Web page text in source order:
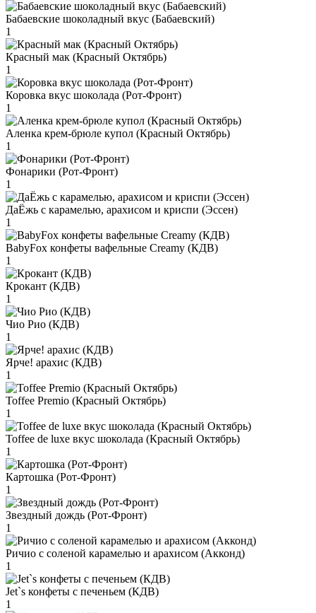
Бабаевские шоколадный вкус (Бабаевский)
1
Красный мак (Красный Октябрь)
1
Коровка вкус шоколада (Рот-Фронт)
1
Аленка крем-брюле купол (Красный Октябрь)
1
Фонарики (Рот-Фронт)
1
ДаЁжь с карамелью, арахисом и криспи (Эссен)
1
BabyFox конфеты вафельные Creamy (КДВ)
1
Крокант (КДВ)
1
Чио Рио (КДВ)
1
Ярче! арахис (КДВ)
1
Toffee Premio (Красный Октябрь)
1
Toffee de luxe вкус шоколада (Красный Октябрь)
1
Картошка (Рот-Фронт)
1
Звездный дождь (Рот-Фронт)
1
Ричио с соленой карамелью и арахисом (Акконд)
1
Jet`s конфеты с печеньем (КДВ)
1